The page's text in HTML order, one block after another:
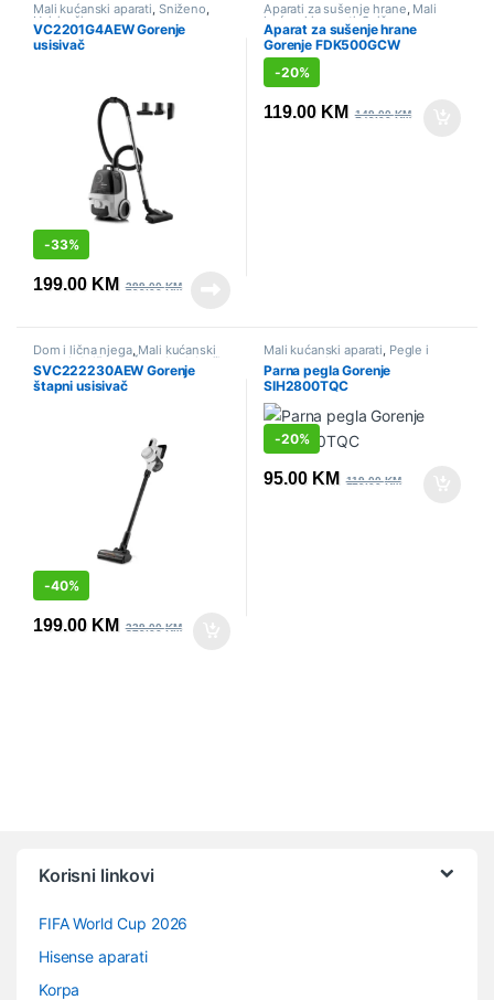
Mali kućanski aparati, Sniženo,
Usisivači
VC2201G4AEW Gorenje
usisivač
-33%
199.00 KM 299.00KM
Aparati za sušenje hrane, Mali
kućanski aparati Sniženo
Aparat za sušenje hrane
Gorenje FDK500GCW
-20%
119.00 KM 149.00KM
Dom i lična njega, Mali kućanski
aparati, Sniženo,Štapni usisivači
SVC222230AEW Gorenje
štapni usisivač
-40%
199.00 KM 329.00KM
Mali kućanski aparati, Pegle i
parne stanice
Parna pegla Gorenje
SIH2800TQC
-20%
95.00 KM 119.00KM
Korisni linkovi
FIFA World Cup 2026
Hisense aparati
Korpa